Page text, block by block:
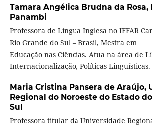
Tamara Angélica Brudna da Rosa,
Panambi
Professora de Língua Inglesa no IFFAR
Rio Grande do Sul – Brasil, Mestra em
Educação nas Ciências. Atua na área de
Internacionalização, Políticas Linguísticas.
Maria Cristina Pansera de Araújo,
Regional do Noroeste do Estado
Sul
Professora titular da Universidade